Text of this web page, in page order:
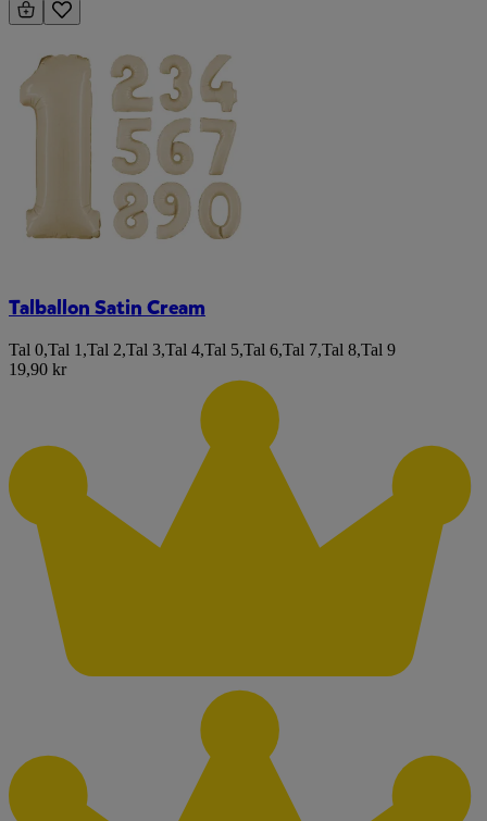
Talballon Satin Cream
Tal 0,Tal 1 ,Tal 2,Tal 3,Tal 4,Tal 5,Tal 6,Tal 7,Tal 8,Tal 9
19,90 kr